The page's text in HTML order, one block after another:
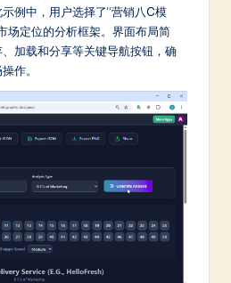
例中，用户选择了“营销八C模
场定位的分析框架。界面布局简
加载和分享等关键导航按钮，确
作。